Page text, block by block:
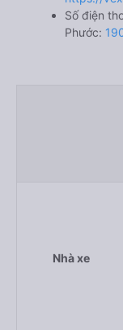
Số điện
Phước:
Nhà xe